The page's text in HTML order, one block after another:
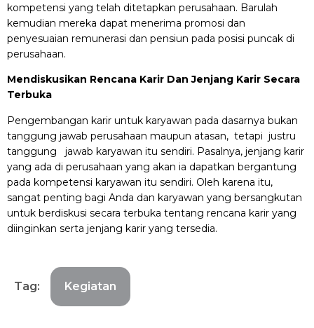
kompetensi yang telah ditetapkan perusahaan. Barulah
kemudian mereka dapat menerima promosi dan
penyesuaian remunerasi dan pensiun pada posisi puncak di
perusahaan.
Mendiskusikan Rencana Karir Dan Jenjang Karir Secara
Terbuka
Pengembangan karir untuk karyawan pada dasarnya bukan
tanggung jawab perusahaan maupun atasan, tetapi justru
tanggung jawab karyawan itu sendiri. Pasalnya, jenjang karir
yang ada di perusahaan yang akan ia dapatkan bergantung
pada kompetensi karyawan itu sendiri. Oleh karena itu,
sangat penting bagi Anda dan karyawan yang bersangkutan
untuk berdiskusi secara terbuka tentang rencana karir yang
diinginkan serta jenjang karir yang tersedia.
Tag: Kegiatan